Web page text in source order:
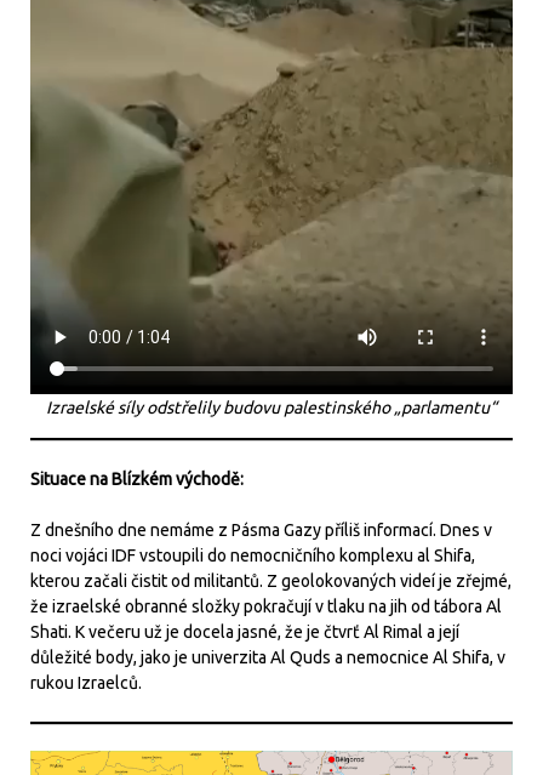
Izraelské síly odstřelily budovu palestinského „parlamentu“
Situace na Blízkém východě:
Z dnešního dne nemáme z Pásma Gazy příliš informací. Dnes v
noci vojáci IDF vstoupili do nemocničního komplexu al Shifa,
kterou začali čistit od militantů. Z geolokovaných videí je zřejmé,
že izraelské obranné složky pokračují v tlaku na jih od tábora Al
Shati. K večeru už je docela jasné, že je čtvrť Al Rimal a její
důležité body, jako je univerzita Al Quds a nemocnice Al Shifa, v
rukou Izraelců.